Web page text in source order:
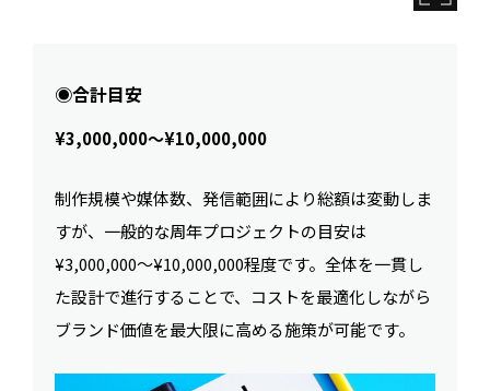
◉合計目安
¥3,000,000〜¥10,000,000
制作規模や媒体数、発信範囲により総額は変動しま
すが、一般的な周年プロジェクトの目安は
¥3,000,000〜¥10,000,000程度です。全体を一貫し
た設計で進行することで、コストを最適化しながら
ブランド価値を最大限に高める施策が可能です。